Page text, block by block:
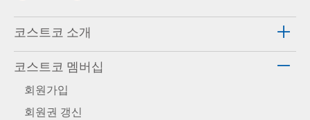
코스트코 소개
코스트코 멤버십
회원가입
회원권 갱신